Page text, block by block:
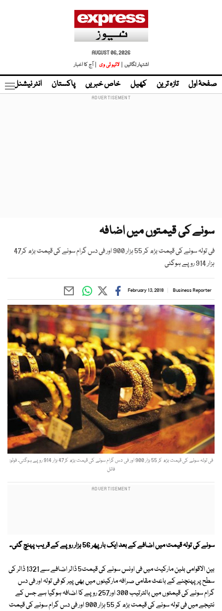
AUGUST 06, 2026
اشتہار لگائیں |
لائیو ٹی وی | آج کا اخبار
صفحۂ اول تازہ ترین کھیل خاص خبریں پاکستان انٹر نیشنل
سونے کی قیمتوں میں اضافہ
فی تولہ سونے کی قیمت بڑھ کر 55 ہزار 900 اور فی دس گرام سونے کی قیمت بڑھ کر47
ہزار 914 روپے ہوگئی
Business Reporter
February 13, 2018
فی تولہ سونے کی قیمت بڑھ کر 55 ہزار 900 اور فی دس گرام سونے کی قیمت بڑھ کر47 ہزار 914 روپے ہوگئی۔ فوٹو:
فائل
سونے کی تولہ قیمت میں اضافے کے بعد ایک بار پھر 56 ہزار روپے کے قریب پہنچ گئی۔
بین الاقوامی بلین مارکیٹ میں فی اونس سونے کی قیمت5 ڈالر اضافے سے 1321 ڈالر کی
سطح پر پہنچنے کے باعث مقامی صرافہ مارکیٹوں میں بھی پیر کو فی تولہ اور فی دس
گرام سونے کی قیمتوں میں بالترتیب 300 اور257 روپے کا اضافہ ہوگیا ہے جس کے
نتیجے میں فی تولہ سونے کی قیمت بڑھ کر 55 ہزار 900 اور فی دس گرام سونے کی قیمت